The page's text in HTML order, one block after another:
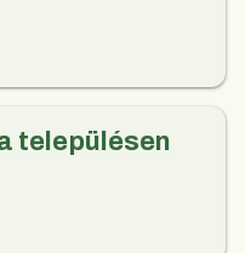
településen